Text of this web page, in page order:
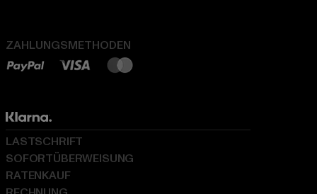
ZAHLUNGSMETHODEN
LASTSCHRIFT
SOFORTÜBERWEISUNG
RATENKAUF